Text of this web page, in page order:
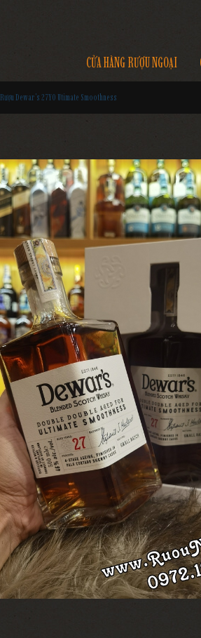
CỬA HÀNG RƯỢU NGOẠI
Rượu Dewar's 27YO Utimate Smoothness